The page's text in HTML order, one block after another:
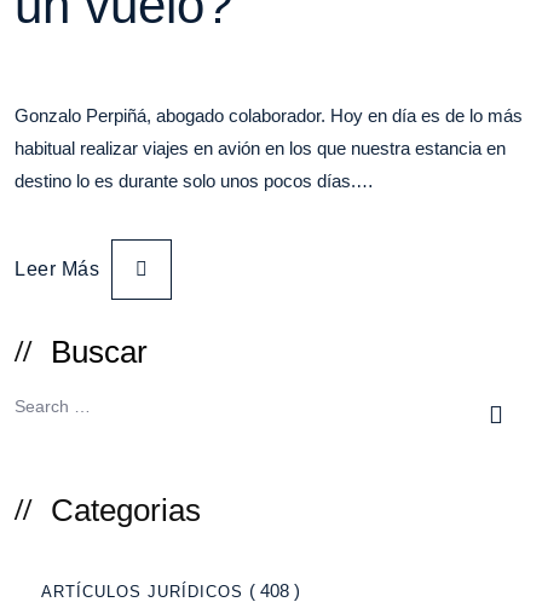
Gonzalo Perpiñá, abogado colaborador. Hoy en día es de lo más
habitual realizar viajes en avión en los que nuestra estancia en
destino lo es durante solo unos pocos días.…
Leer Más
Buscar
Categorias
ARTÍCULOS JURÍDICOS ( 408 )